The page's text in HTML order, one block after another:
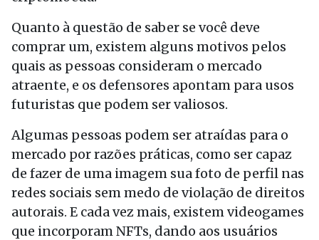
Quanto à questão de saber se você deve
comprar um, existem alguns motivos pelos
quais as pessoas consideram o mercado
atraente, e os defensores apontam para usos
futuristas que podem ser valiosos.
Algumas pessoas podem ser atraídas para o
mercado por razões práticas, como ser capaz
de fazer de uma imagem sua foto de perfil nas
redes sociais sem medo de violação de direitos
autorais. E cada vez mais, existem videogames
que incorporam NFTs, dando aos usuários